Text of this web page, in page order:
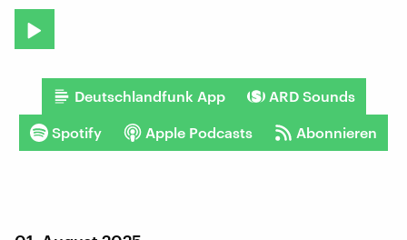
Deutschlandfunk App ARD Sounds
Spotify Apple Podcasts Abonnieren